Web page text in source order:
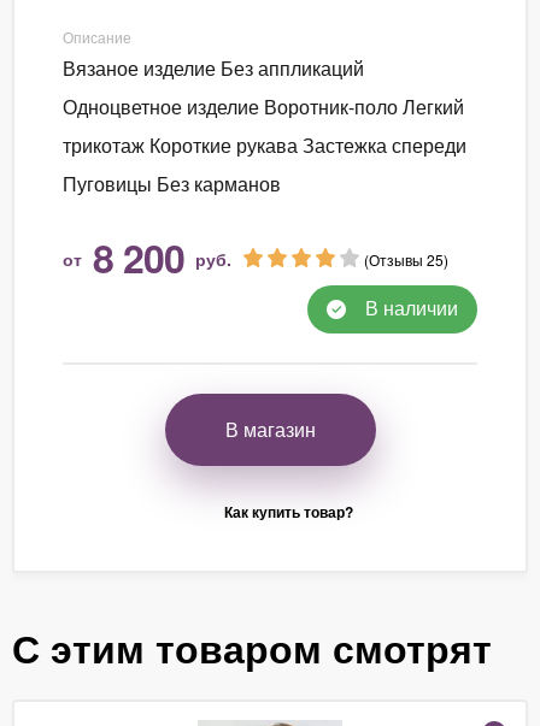
Описание
Вязаное изделие Без аппликаций
Одноцветное изделие Воротник-поло Легкий
трикотаж Короткие рукава Застежка спереди
Пуговицы Без карманов
от 8 200 руб. (Отзывы 25)
В наличии
В магазин
Как купить товар?
С этим товаром смотрят